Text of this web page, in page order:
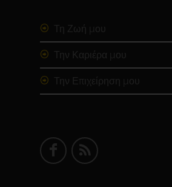
Τη Ζωή μου
Την Καριέρα μου
Την Επιχείρηση μου